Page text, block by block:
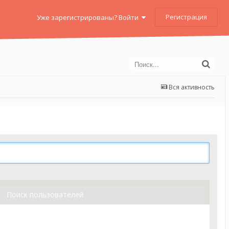
Уже зарегистрированы? Войти Регистрация
Вся активность
Поиск пользователей